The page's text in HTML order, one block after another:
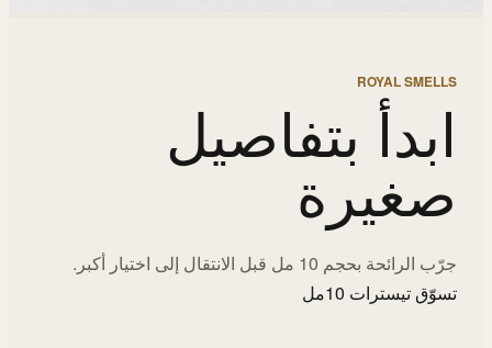
ROYAL SMELLS
ابدأ بتفاصيل
صغيرة
جرّب الرائحة بحجم 10 مل قبل الانتقال إلى اختيار أكبر.
تسوّق تيسترات 10مل